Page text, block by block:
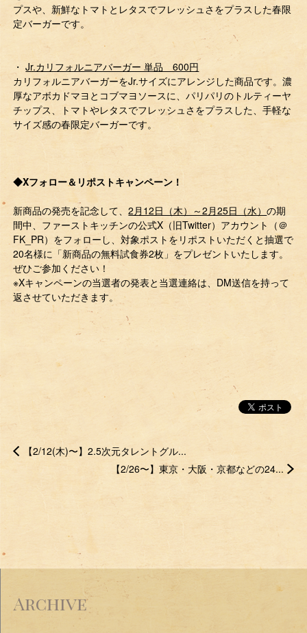
プスや、新鮮なトマトとレタスでフレッシュさをプラスした春限
定バーガーです。
・Jr.カリフォルニアバーガー 単品 600円
カリフォルニアバーガーをJr.サイズにアレンジした商品です。濃
厚なアボカドマヨとコブマヨソースに、パリパリのトルティーヤ
チップス、トマトやレタスでフレッシュさをプラスした、手軽な
サイズ感の春限定バーガーです。
◆Xフォロー＆リポストキャンペーン！
新商品の発売を記念して、2月12日（木）～2月25日（水）の期
間中、ファーストキッチンの公式X（旧Twitter）アカウント（＠
FK_PR）をフォローし、対象ポストをリポストいただくと抽選で
20名様に「新商品の無料試食券2枚」をプレゼントいたします。
ぜひご参加ください！
※Xキャンペーンの当選者の発表と当選連絡は、DM送信を持って
返させていただきます。
【2/12(木)〜】2.5次元タレントグル...
【2/26〜】東京・大阪・京都などの24...
Archive